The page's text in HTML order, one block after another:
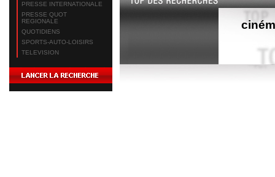
PRESSE INTERNATIONALE
PRESSE QUOT
REGIONALE
QUOTIDIENS
SPORTS-AUTO-LOISIRS
TELEVISION